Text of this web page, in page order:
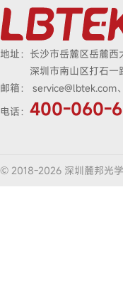
地址： 长沙市岳麓区岳麓西
深圳市南山区打石
邮箱： service@lbtek.com
电话： 400-060-
© 2018-2026 深圳麓邦光